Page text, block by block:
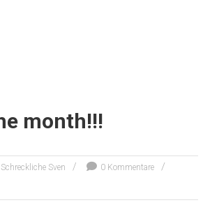
month!!!
Schreckliche Sven 0 Kommentare